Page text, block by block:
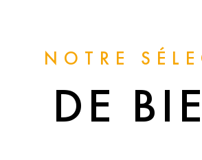
NOTRE
DE